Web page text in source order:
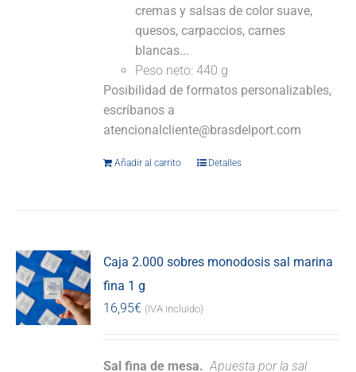
cremas y salsas de color suave,
quesos, carpaccios, carnes
blancas...
Peso neto: 440 g
Posibilidad de formatos personalizables,
escríbanos a
atencionalcliente@brasdelport.com
Añadir al carrito Detalles
Caja 2.000 sobres monodosis sal marina
fina 1 g
16,95€ (IVA incluido)
Sal fina de mesa. Apuesta por la sal